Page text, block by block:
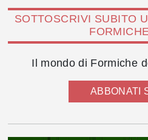
SOTTOSCRIVI SUBITO
Il mondo di Formiche
ABBONATI